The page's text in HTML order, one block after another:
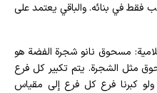
في بنائه. والباقي يعتمد على
مسحوق نانو شجرة الفضة هو
مثل الشجرة. يتم تكبير كل فرع
كبرنا فرع كل فرع إلى مقياس